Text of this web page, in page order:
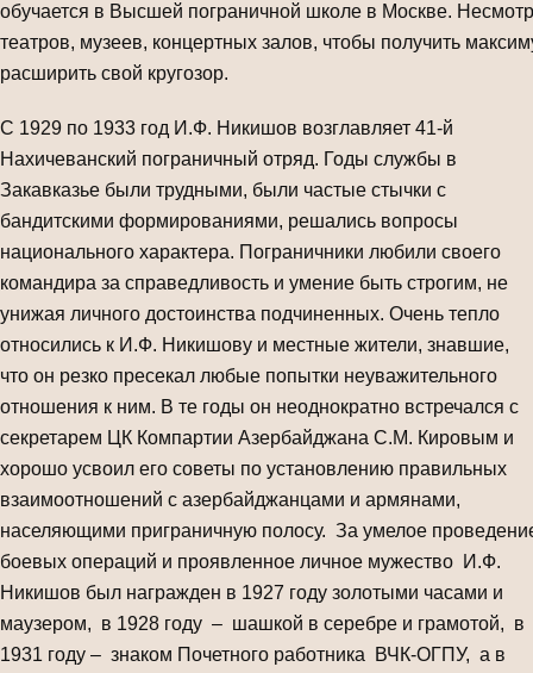
обучается в Высшей пограничной школе в Москве.
театров, музеев, концертных залов, чтобы получить
расширить свой кругозор.
С 1929 по 1933 год И.Ф. Никишов возглавляет 41-й
Нахичеванский пограничный отряд. Годы службы в
Закавказье были трудными, были частые стычки с
бандитскими формированиями, решались вопросы
национального характера. Пограничники любили своего
командира за справедливость и умение быть строгим, не
унижая личного достоинства подчиненных. Очень тепло
относились к И.Ф. Никишову и местные жители, знавшие,
что он резко пресекал любые попытки неуважительного
отношения к ним. В те годы он неоднократно встречался с
секретарем ЦК Компартии Азербайджана С.М. Кировым и
хорошо усвоил его советы по установлению правильных
взаимоотношений с азербайджанцами и армянами,
населяющими приграничную полосу. За умелое
боевых операций и проявленное личное мужество И.Ф.
Никишов был награжден в 1927 году золотыми часами и
маузером, в 1928 году – шашкой в серебре и грамотой, в
1931 году – знаком Почетного работника ВЧК-ОГПУ, а в